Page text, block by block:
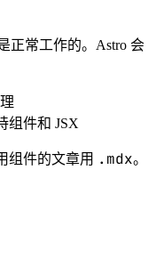
background:
正常工作的。Astro 会
组件和 JSX
组件的文章用 .mdx。